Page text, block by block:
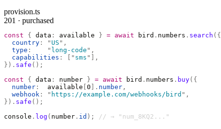
provision.ts
201 · purchased
const { data : available } = await bird . numbers . search ({
  country
: " US " ,
  type
:
    "
long-code " ,
  capabilities
: " sms "
],
}). safe ();
const { data : number } = await bird . numbers . buy({
  number
:
  available
0 ]. number ,
  webhook
: " https://example.com/webhooks/bird " ,
}). safe ();
console . log ( number . id ); // → "num_8KQ2..."